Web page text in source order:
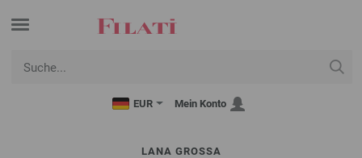
EUR Mein Konto
LANA GROSSA